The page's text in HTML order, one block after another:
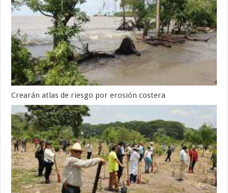
Crearán atlas de riesgo por erosión costera